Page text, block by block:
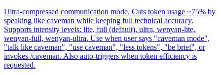
Ultra-compressed communication mode. Cuts token usage ~75% by
speaking like caveman while keeping full technical accuracy.
Supports intensity levels: lite, full (default), ultra, wenyan-lite,
wenyan-full, wenyan-ultra. Use when user says "caveman mode",
"talk like caveman", "use caveman", "less tokens", "be brief", or
invokes /caveman. Also auto-triggers when token efficiency is
requested.